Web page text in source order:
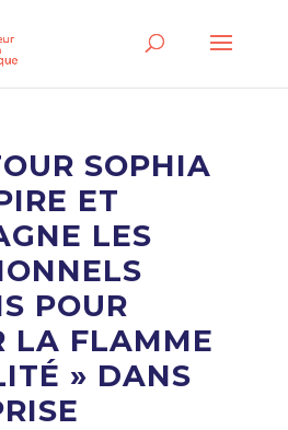
SOPHIA
ET
LES
POUR
LA FLAMME
» DANS